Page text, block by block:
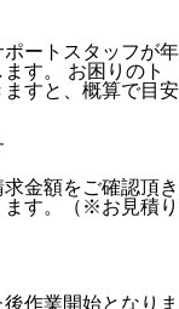
ートスタッフが年
す。 お困りのト
すと、概算で目安
金額をご確認頂き
ます。（※お見積り
作業開始となりま